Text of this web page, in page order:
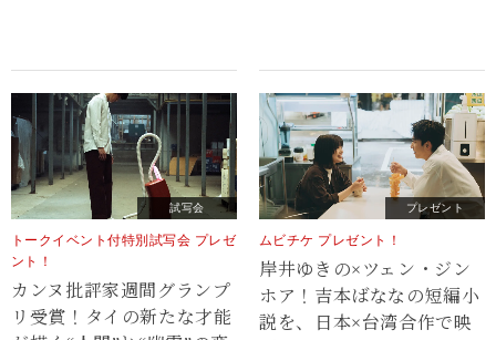
試写会
トークイベント付特別試写会 プレゼ
ント！
カンヌ批評家週間グランプ
リ受賞！タイの新たな才能
プレゼント
ムビチケ プレゼント！
岸井ゆきの×ツェン・ジン
ホア！吉本ばななの短編小
説を、日本×台湾合作で映